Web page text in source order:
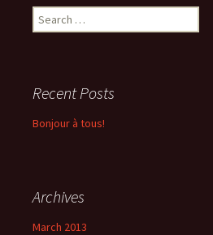
Search
for:
Recent Posts
Bonjour à tous!
Archives
March 2013